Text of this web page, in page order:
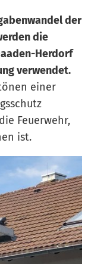
der
die
Herdorf
verwendet.
einer
Feuerwehr,
ist.